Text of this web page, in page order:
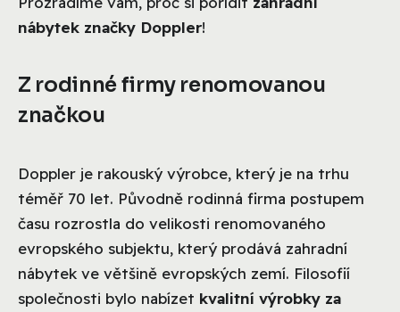
nábytek značky Doppler!
Z rodinné firmy renomovanou
značkou
Doppler je rakouský výrobce, který je na trhu
téměř 70 let. Původně rodinná firma postupem
času rozrostla do velikosti renomovaného
evropského subjektu, který prodává zahradní
nábytek ve většině evropských zemí. Filosofií
společnosti bylo nabízet kvalitní výrobky za